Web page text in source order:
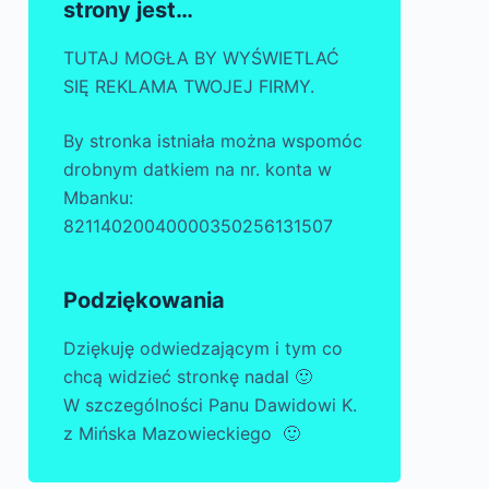
strony jest…
TUTAJ MOGŁA BY WYŚWIETLAĆ
SIĘ REKLAMA TWOJEJ FIRMY.
By stronka istniała można wspomóc
drobnym datkiem na nr. konta w
Mbanku:
82114020040000350256131507
Podziękowania
Dziękuję odwiedzającym i tym co
chcą widzieć stronkę nadal 🙂
W szczególności Panu Dawidowi K.
z Mińska Mazowieckiego 🙂